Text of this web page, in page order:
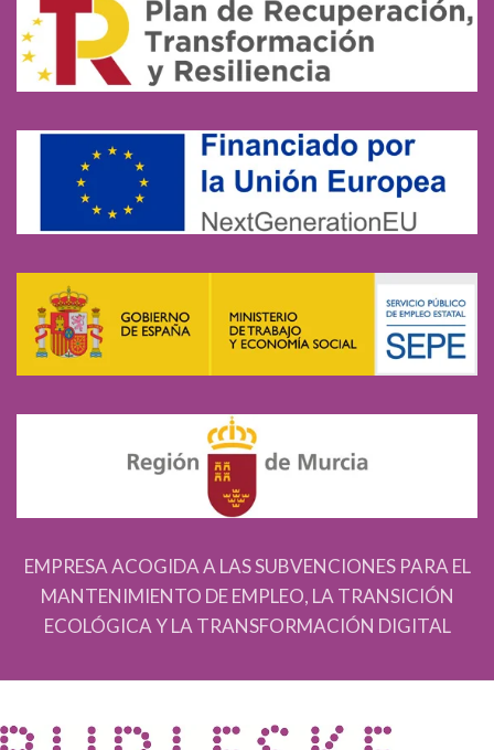
EMPRESA ACOGIDA A LAS SUBVENCIONES PARA EL
MANTENIMIENTO DE EMPLEO, LA TRANSICIÓN
ECOLÓGICA Y LA TRANSFORMACIÓN DIGITAL